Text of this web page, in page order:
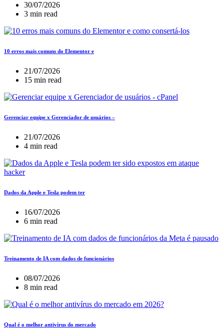
30/07/2026
3 min read
10 erros mais comuns do Elementor e
21/07/2026
15 min read
Gerenciar equipe x Gerenciador de usuários –
21/07/2026
4 min read
Dados da Apple e Tesla podem ter
16/07/2026
6 min read
Treinamento de IA com dados de funcionários
08/07/2026
8 min read
Qual é o melhor antivírus do mercado